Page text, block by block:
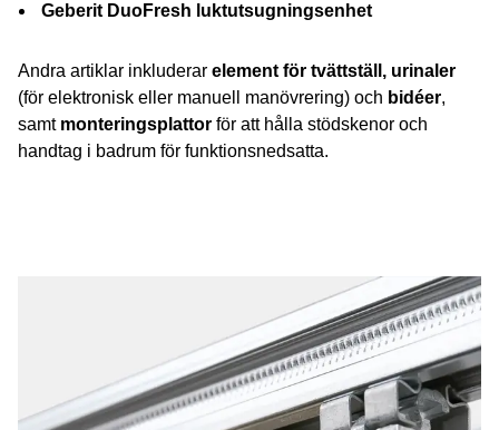
Geberit DuoFresh luktutsugningsenhet
Andra artiklar inkluderar element för tvättställ, urinaler
(för elektronisk eller manuell manövrering) och bidéer,
samt monteringsplattor för att hålla stödskenor och
handtag i badrum för funktionsnedsatta.